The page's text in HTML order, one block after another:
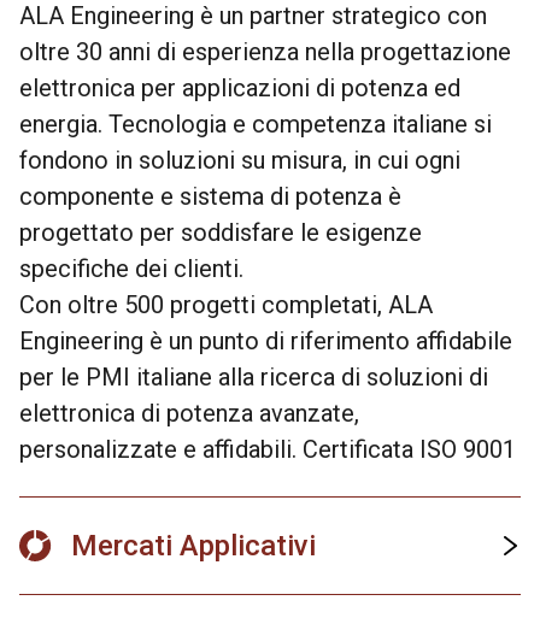
ALA Engineering è un partner strategico con
oltre 30 anni di esperienza nella progettazione
elettronica per applicazioni di potenza ed
energia. Tecnologia e competenza italiane si
fondono in soluzioni su misura, in cui ogni
componente e sistema di potenza è
progettato per soddisfare le esigenze
specifiche dei clienti.
Con oltre 500 progetti completati, ALA
Engineering è un punto di riferimento affidabile
per le PMI italiane alla ricerca di soluzioni di
elettronica di potenza avanzate,
personalizzate e affidabili. Certificata ISO 9001
Mercati Applicativi